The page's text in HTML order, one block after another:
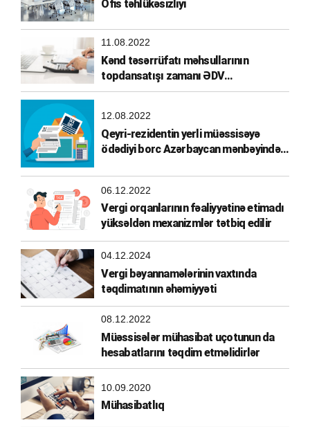
Ofis təhlükəsizliyi
11.08.2022
Kənd təsərrüfatı məhsullarının
topdansatışı zamanı ƏDV
hesablanması
12.08.2022
Qeyri-rezidentin yerli müəssisəyə
ödədiyi borc Azərbaycan mənbəyindən
06.12.2022
Vergi orqanlarının fəaliyyətinə etimadı
yüksəldən mexanizmlər tətbiq edilir
04.12.2024
Vergi bəyannamələrinin vaxtında
təqdimatının əhəmiyyəti
08.12.2022
Müəssisələr mühasibat uçotunun da
hesabatlarını təqdim etməlidirlər
10.09.2020
Mühasibatlıq